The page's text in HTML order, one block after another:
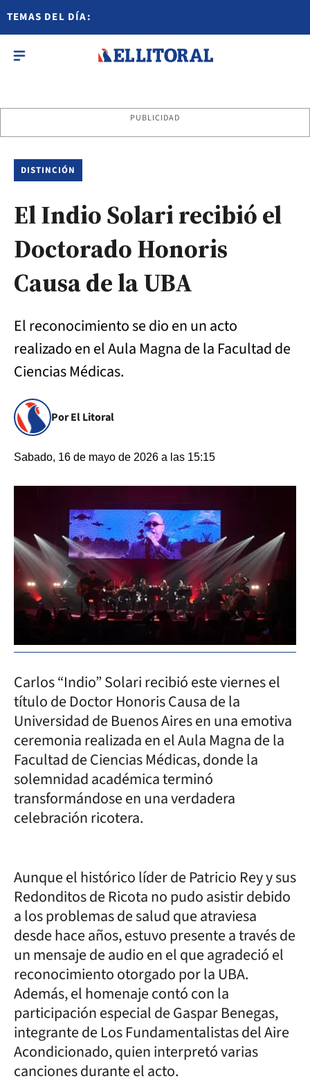
TEMAS DEL DÍA:
PUBLICIDAD
DISTINCIÓN
El Indio Solari recibió el
Doctorado Honoris
Causa de la UBA
El reconocimiento se dio en un acto
realizado en el Aula Magna de la Facultad de
Ciencias Médicas.
Por El Litoral
Sabado, 16 de mayo de 2026 a las 15:15
Carlos “Indio” Solari recibió este viernes el
título de Doctor Honoris Causa de la
Universidad de Buenos Aires en una emotiva
ceremonia realizada en el Aula Magna de la
Facultad de Ciencias Médicas, donde la
solemnidad académica terminó
transformándose en una verdadera
celebración ricotera.
Aunque el histórico líder de Patricio Rey y sus
Redonditos de Ricota no pudo asistir debido
a los problemas de salud que atraviesa
desde hace años, estuvo presente a través de
un mensaje de audio en el que agradeció el
reconocimiento otorgado por la UBA.
Además, el homenaje contó con la
participación especial de Gaspar Benegas,
integrante de Los Fundamentalistas del Aire
Acondicionado, quien interpretó varias
canciones durante el acto.